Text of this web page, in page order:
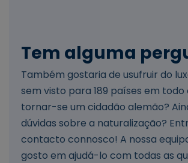
Tem alguma
Também gostaria de usufruir do
sem visto para 189 países em todo
tornar-se um cidadão alemão?
dúvidas sobre a naturalização?
contacto connosco! A nossa
gosto em ajudá-lo com todas as